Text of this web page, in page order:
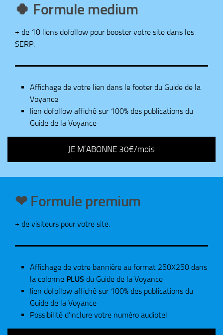
🍀 Formule medium
+ de 10 liens dofollow pour booster votre site dans les
SERP.
Affichage de votre lien dans le footer du Guide de la
Voyance
lien dofollow affiché sur 100% des publications du
Guide de la Voyance
JE M’ABONNE 30€/mois
❤ Formule premium
+ de visiteurs pour votre site.
Affichage de votre bannière au format 250X250 dans
la colonne PLUS du Guide de la Voyance
lien dofollow affiché sur 100% des publications du
Guide de la Voyance
Possibilité d’inclure votre numéro audiotel